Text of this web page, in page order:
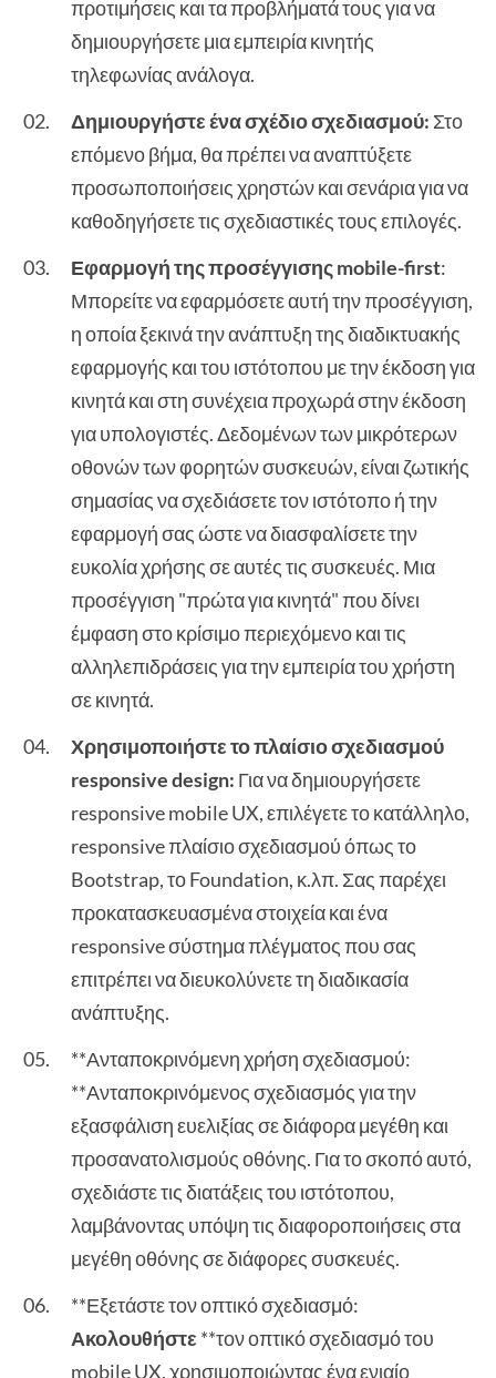
προτιμήσεις και τα προβλήματά τους για να
δημιουργήσετε μια εμπειρία κινητής
τηλεφωνίας ανάλογα.
Δημιουργήστε ένα σχέδιο σχεδιασμού: Στο
επόμενο βήμα, θα πρέπει να αναπτύξετε
προσωποποιήσεις χρηστών και σενάρια για να
καθοδηγήσετε τις σχεδιαστικές τους επιλογές.
Εφαρμογή της προσέγγισης mobile-first:
Μπορείτε να εφαρμόσετε αυτή την προσέγγιση,
η οποία ξεκινά την ανάπτυξη της διαδικτυακής
εφαρμογής και του ιστότοπου με την έκδοση για
κινητά και στη συνέχεια προχωρά στην έκδοση
για υπολογιστές. Δεδομένων των μικρότερων
οθονών των φορητών συσκευών, είναι ζωτικής
σημασίας να σχεδιάσετε τον ιστότοπο ή την
εφαρμογή σας ώστε να διασφαλίσετε την
ευκολία χρήσης σε αυτές τις συσκευές. Μια
προσέγγιση "πρώτα για κινητά" που δίνει
έμφαση στο κρίσιμο περιεχόμενο και τις
αλληλεπιδράσεις για την εμπειρία του χρήστη
σε κινητά.
Χρησιμοποιήστε το πλαίσιο σχεδιασμού
responsive design: Για να δημιουργήσετε
responsive mobile UX, επιλέγετε το κατάλληλο,
responsive πλαίσιο σχεδιασμού όπως το
Bootstrap, το Foundation, κ.λπ. Σας παρέχει
προκατασκευασμένα στοιχεία και ένα
responsive σύστημα πλέγματος που σας
επιτρέπει να διευκολύνετε τη διαδικασία
ανάπτυξης.
**Ανταποκρινόμενη χρήση σχεδιασμού:
**Ανταποκρινόμενος σχεδιασμός για την
εξασφάλιση ευελιξίας σε διάφορα μεγέθη και
προσανατολισμούς οθόνης. Για το σκοπό αυτό,
σχεδιάστε τις διατάξεις του ιστότοπου,
λαμβάνοντας υπόψη τις διαφοροποιήσεις στα
μεγέθη οθόνης σε διάφορες συσκευές.
**Εξετάστε τον οπτικό σχεδιασμό:
Ακολουθήστε **τον οπτικό σχεδιασμό του
mobile UX, χρησιμοποιώντας ένα ενιαίο